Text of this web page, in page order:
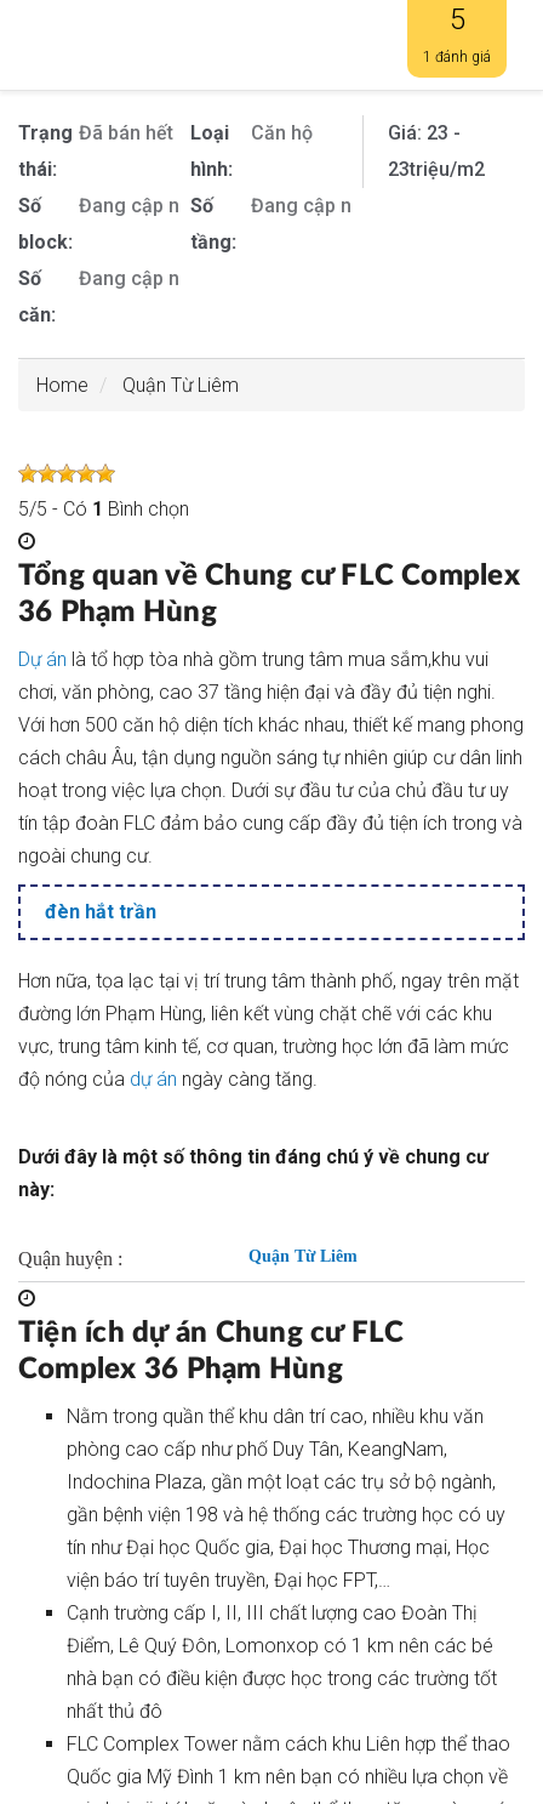
5
1 đánh giá
Trạng
thái:
Đã bán hết
Loại
hình:
Căn hộ
Số
block:
Đang cập nhật
Số
tầng:
Đang cập nhật
Số
căn:
Đang cập nhật
Giá: 23 -
23triệu/m2
Home Quận Từ Liêm
5/5 - Có 1 Bình chọn
Tổng quan về Chung cư FLC Complex
36 Phạm Hùng
Dự án là tổ hợp tòa nhà gồm trung tâm mua sắm,khu vui
chơi, văn phòng, cao 37 tầng hiện đại và đầy đủ tiện nghi.
Với hơn 500 căn hộ diện tích khác nhau, thiết kế mang phong
cách châu Âu, tận dụng nguồn sáng tự nhiên giúp cư dân linh
hoạt trong việc lựa chọn. Dưới sự đầu tư của chủ đầu tư uy
tín tập đoàn FLC đảm bảo cung cấp đầy đủ tiện ích trong và
ngoài chung cư.
đèn hắt trần
Hơn nữa, tọa lạc tại vị trí trung tâm thành phố, ngay trên mặt
đường lớn Phạm Hùng, liên kết vùng chặt chẽ với các khu
vực, trung tâm kinh tế, cơ quan, trường học lớn đã làm mức
độ nóng của dự án ngày càng tăng.
Dưới đây là một số thông tin đáng chú ý về chung cư
này:
Quận huyện : Quận Từ Liêm
Tiện ích dự án Chung cư FLC
Complex 36 Phạm Hùng
Nằm trong quần thể khu dân trí cao, nhiều khu văn
phòng cao cấp như phố Duy Tân, KeangNam,
Indochina Plaza, gần một loạt các trụ sở bộ ngành,
gần bệnh viện 198 và hệ thống các trường học có uy
tín như Đại học Quốc gia, Đại học Thương mại, Học
viện báo trí tuyên truyền, Đại học FPT,…
Cạnh trường cấp I, II, III chất lượng cao Đoàn Thị
Điểm, Lê Quý Đôn, Lomonxop có 1 km nên các bé
nhà bạn có điều kiện được học trong các trường tốt
nhất thủ đô
FLC Complex Tower nằm cách khu Liên hợp thể thao
Quốc gia Mỹ Đình 1 km nên bạn có nhiều lựa chọn về